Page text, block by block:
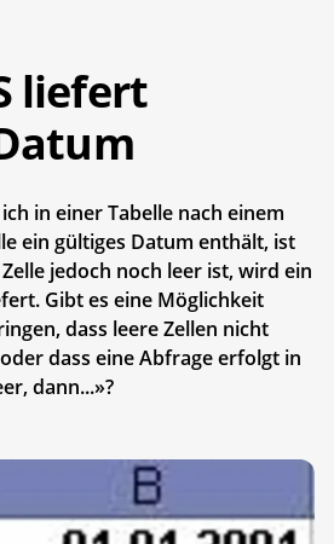
liefert
ich in einer Tabelle nach einem
ein gültiges Datum enthält, ist
jedoch noch leer ist, wird ein
Gibt es eine Möglichkeit
dass leere Zellen nicht
dass eine Abfrage erfolgt in
dann...»?